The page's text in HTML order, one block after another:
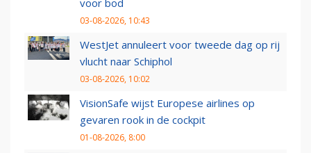
03-08-2026, 10:43
WestJet annuleert voor tweede dag op rij
vlucht naar Schiphol
03-08-2026, 10:02
VisionSafe wijst Europese airlines op
gevaren rook in de cockpit
01-08-2026, 8:00